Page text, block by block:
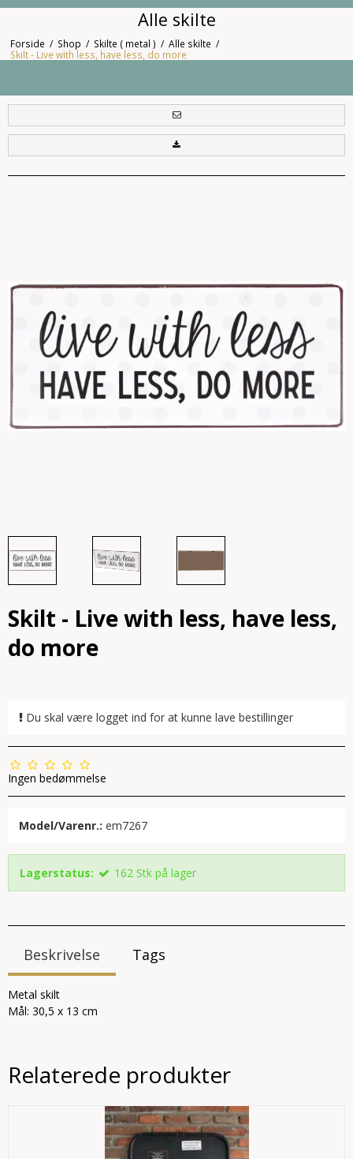
Alle skilte
Forside / Shop / Skilte ( metal ) / Alle skilte /
Skilt - Live with less, have less, do more
Skilt - Live with less, have less,
do more
Du skal være logget ind for at kunne lave bestillinger
Ingen bedømmelse
Model/Varenr.: em7267
Lagerstatus: 162 Stk på lager
Beskrivelse Tags
Metal skilt
Mål: 30,5 x 13 cm
Relaterede produkter